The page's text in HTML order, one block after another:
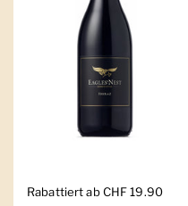
Regulärer Preis
Rabattiert ab CHF 19.90